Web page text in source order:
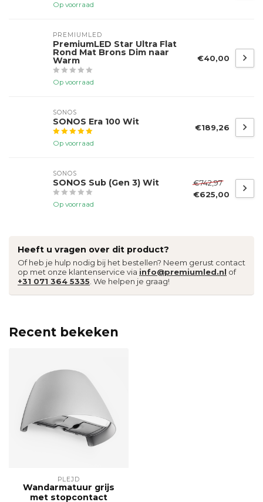
Op voorraad
PREMIUMLED
PremiumLED Star Ultra Flat
Rond Mat Brons Dim naar
Warm
Op voorraad
€40,00
SONOS
SONOS Era 100 Wit
Op voorraad
€189,26
SONOS
SONOS Sub (Gen 3) Wit
Op voorraad
€742,97
€625,00
Heeft u vragen over dit product?
Of heb je hulp nodig bij het bestellen? Neem gerust contact
op met onze klantenservice via info@premiumled.nl of
+31 071 364 5335 . We helpen je graag!
Recent bekeken
PLEJD
Wandarmatuur grijs
met stopcontact